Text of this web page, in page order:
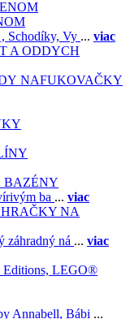
Schodíky, Vy ... viac
A ODDYCH
NAFUKOVAČKY
BAZÉNY
ba ... viac
HRAČKY NA
záhradný ná ... viac
LEGO®
Annabell, Bábi ...